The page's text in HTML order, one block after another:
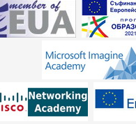
личните данни